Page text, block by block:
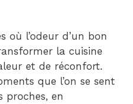
où l’odeur d’un bon
la cuisine
et de réconfort.
que l’on se sent
proches, en